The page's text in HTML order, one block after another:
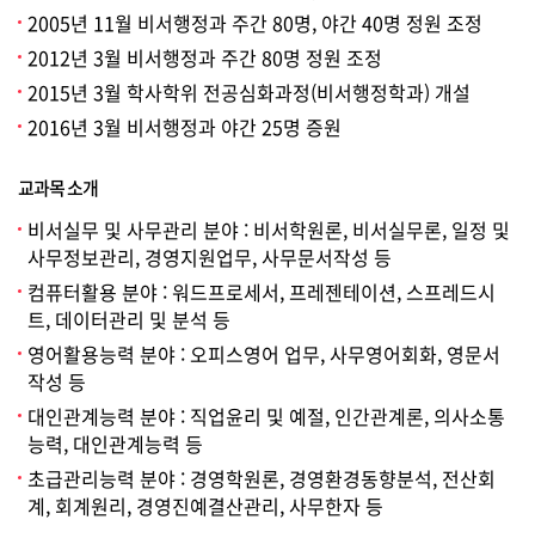
2005년 11월 비서행정과 주간 80명, 야간 40명 정원 조정
2012년 3월 비서행정과 주간 80명 정원 조정
2015년 3월 학사학위 전공심화과정(비서행정학과) 개설
2016년 3월 비서행정과 야간 25명 증원
교과목 소개
비서실무 및 사무관리 분야 : 비서학원론, 비서실무론, 일정 및
사무정보관리, 경영지원업무, 사무문서작성 등
컴퓨터활용 분야 : 워드프로세서, 프레젠테이션, 스프레드시
트, 데이터관리 및 분석 등
영어활용능력 분야 : 오피스영어 업무, 사무영어회화, 영문서
작성 등
대인관계능력 분야 : 직업윤리 및 예절, 인간관계론, 의사소통
능력, 대인관계능력 등
초급관리능력 분야 : 경영학원론, 경영환경동향분석, 전산회
계, 회계원리, 경영진예결산관리, 사무한자 등